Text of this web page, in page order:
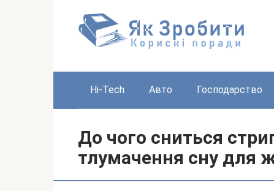
Hi-Tech Авто Господарство
До чого сниться
тлумачення сну для